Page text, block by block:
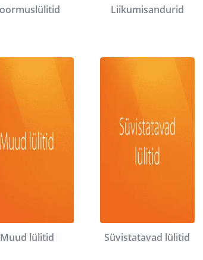
Liikumisandurid
Muud lülitid Süvistatavad lülitid